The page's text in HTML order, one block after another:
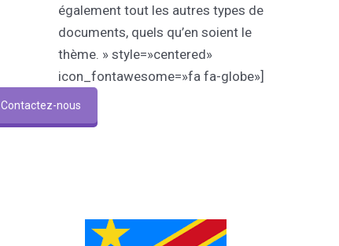
également tout les autres types de
documents, quels qu’en soient le
thème. » style=»centered»
icon_fontawesome=»fa fa-globe»]
Contactez-nous